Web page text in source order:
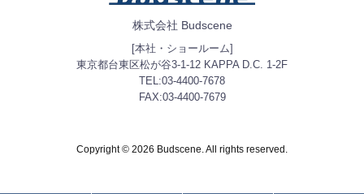
株式会社 Budscene
[本社・ショールーム]
東京都台東区松が谷3-1-12 KAPPA D.C. 1-2F
TEL:03-4400-7678
FAX:03-4400-7679
Copyright © 2026 Budscene. All rights reserved.